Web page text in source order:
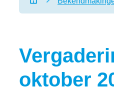
Startpagina
oktober